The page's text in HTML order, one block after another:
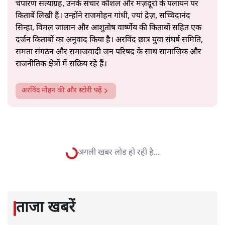
सत्य हिन्दी ऐपडाउनलोडकरें
अरविंद मोहन
किताबें लिखी हैं। उन्होंने राजमोहन गांधी, ज्यां द्रेज़, सच्चिदानंद
राजनीतिक क्षेत्रों में सक्रिय रहे हैं।